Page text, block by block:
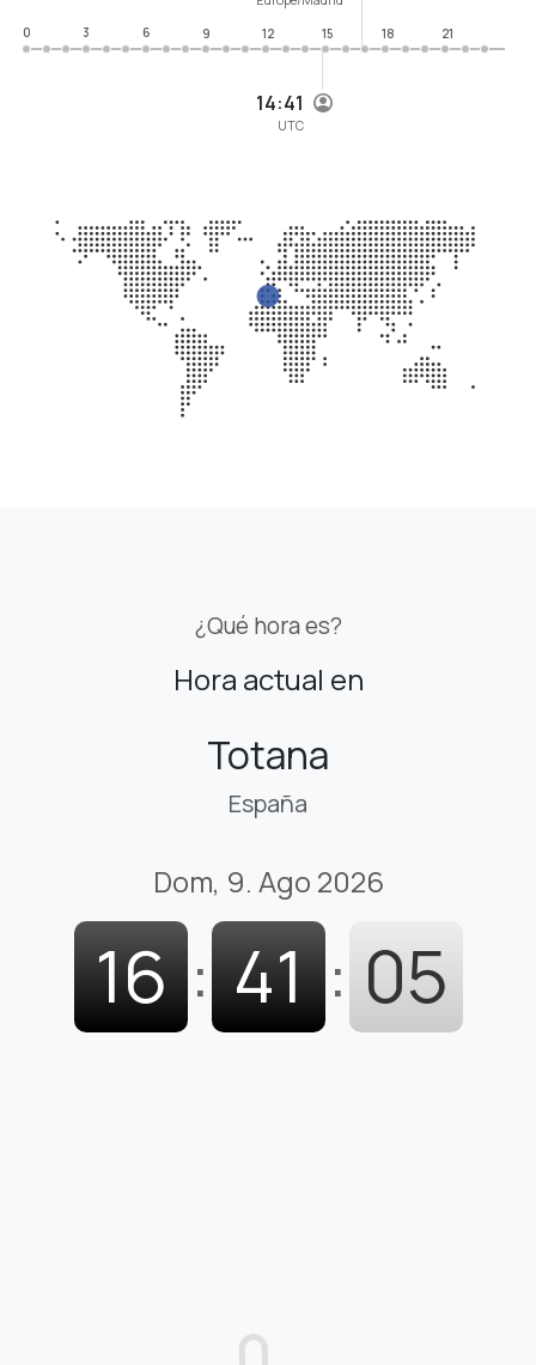
14:41
UTC
0
3 6 9 12 15 18 21
¿Qué hora es?
Hora actual en
Totana
España
Dom, 9. Ago 2026
16 : 41 : 06